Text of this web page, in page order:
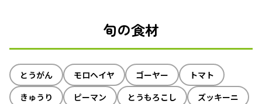
旬の食材
とうがん モロヘイヤ ゴーヤー
トマト
きゅうり
ピーマン とうもろこし ズッキーニ